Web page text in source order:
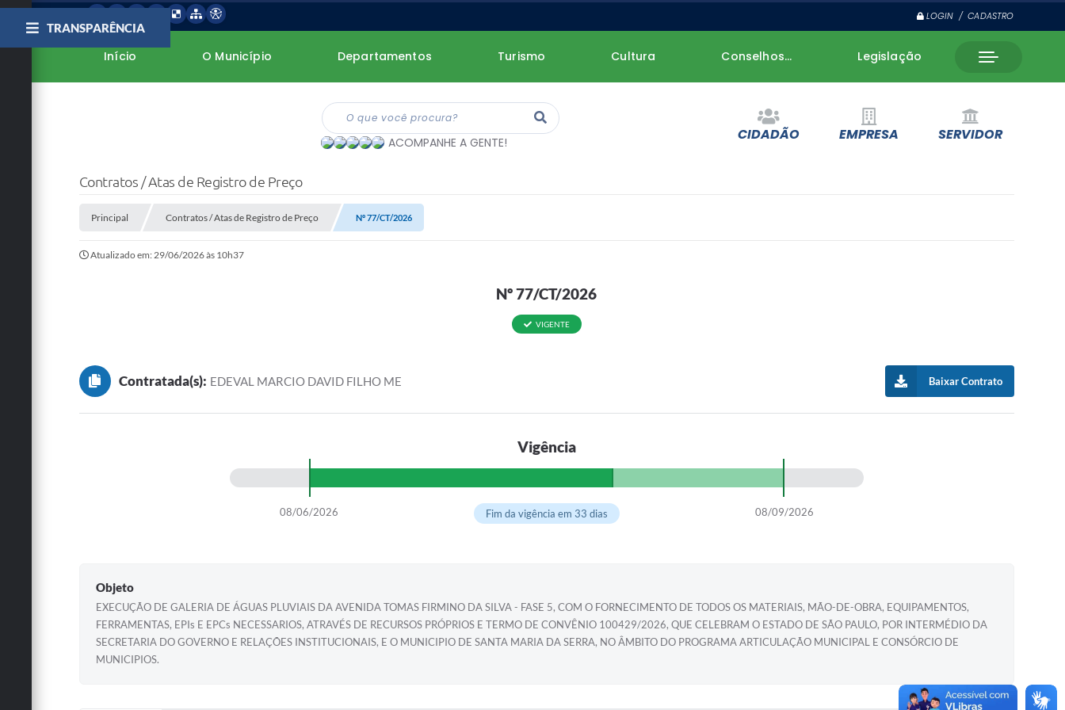
LOGIN / CADASTRO
Início O Município Departamentos Turismo Cultura Conselhos... Legislação
ACOMPANHE A GENTE! CIDADÃO EMPRESA SERVIDOR
TRANSPARÊNCIA
Contratos / Atas de Registro de Preço
Principal Contratos / Atas de Registro de Preço Nº 77/CT/2026
Atualizado em: 29/06/2026 às 10h37
Nº 77/CT/2026
VIGENTE
Contratada(s): EDEVAL MARCIO DAVID FILHO ME Baixar Contrato
Vigência
08/06/2026 08/09/2026
Fim da vigência em 33 dias
Objeto
EXECUÇÃO DE GALERIA DE ÁGUAS PLUVIAIS DA AVENIDA TOMAS FIRMINO DA SILVA - FASE 5, COM O FORNECIMENTO DE TODOS OS MATERIAIS, MÃO-DE-OBRA, EQUIPAMENTOS,
FERRAMENTAS, EPIs E EPCs NECESSARIOS, ATRAVÉS DE RECURSOS PRÓPRIOS E TERMO DE CONVÊNIO 100429/2026, QUE CELEBRAM O ESTADO DE SÃO PAULO, POR INTERMÉDIO DA
SECRETARIA DO GOVERNO E RELAÇÕES INSTITUCIONAIS, E O MUNICIPIO DE SANTA MARIA DA SERRA, NO ÂMBITO DO PROGRAMA ARTICULAÇÃO MUNICIPAL E CONSÓRCIO DE
MUNICIPIOS.